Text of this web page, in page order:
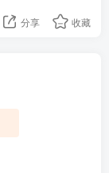
分享 收藏